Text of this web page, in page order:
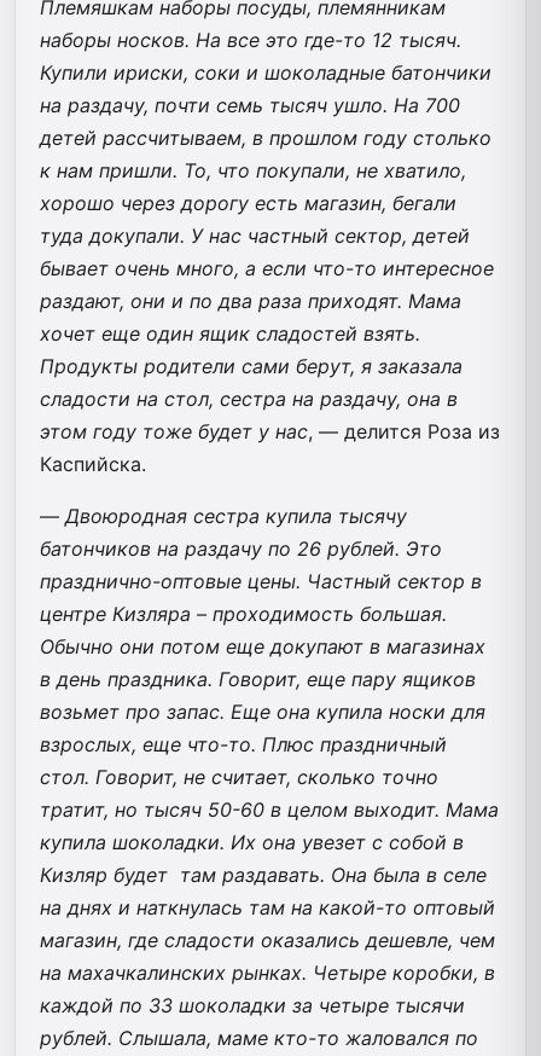
Племяшкам наборы посуды, племянникам
наборы носков. На все это где-то 12 тысяч.
Купили ириски, соки и шоколадные батончики
на раздачу, почти семь тысяч ушло. На 700
детей рассчитываем, в прошлом году столько
к нам пришли. То, что покупали, не хватило,
хорошо через дорогу есть магазин, бегали
туда докупали. У нас частный сектор, детей
бывает очень много, а если что-то интересное
раздают, они и по два раза приходят. Мама
хочет еще один ящик сладостей взять.
Продукты родители сами берут, я заказала
сладости на стол, сестра на раздачу, она в
этом году тоже будет у нас, — делится Роза из
Каспийска.
— Двоюродная сестра купила тысячу
батончиков на раздачу по 26 рублей. Это
празднично-оптовые цены. Частный сектор в
центре Кизляра – проходимость большая.
Обычно они потом еще докупают в магазинах
в день праздника. Говорит, еще пару ящиков
возьмет про запас. Еще она купила носки для
взрослых, еще что-то. Плюс праздничный
стол. Говорит, не считает, сколько точно
тратит, но тысяч 50-60 в целом выходит. Мама
купила шоколадки. Их она увезет с собой в
Кизляр будет там раздавать. Она была в селе
на днях и наткнулась там на какой-то оптовый
магазин, где сладости оказались дешевле, чем
на махачкалинских рынках. Четыре коробки, в
каждой по 33 шоколадки за четыре тысячи
рублей. Слышала, маме кто-то жаловался по